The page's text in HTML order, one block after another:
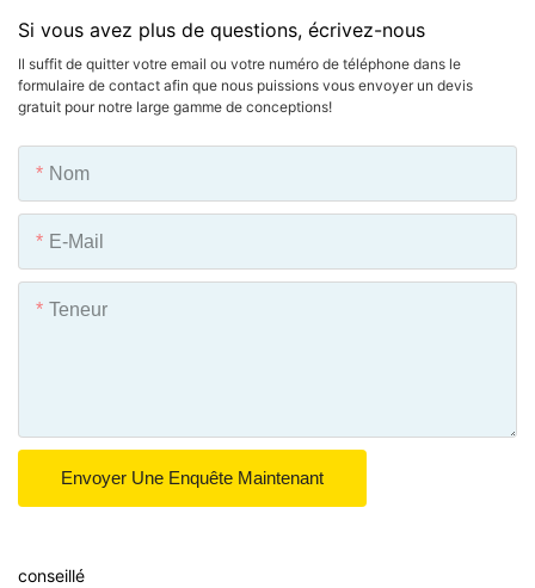
Si vous avez plus de questions, écrivez-nous
Il suffit de quitter votre email ou votre numéro de téléphone dans le
formulaire de contact afin que nous puissions vous envoyer un devis
gratuit pour notre large gamme de conceptions!
Nom
E-Mail
Teneur
Envoyer Une Enquête Maintenant
conseillé